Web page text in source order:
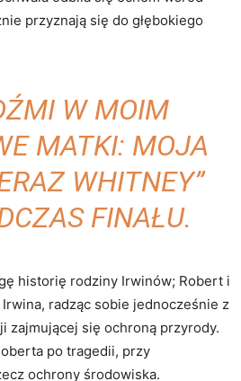
przyznają się do głębokiego
W MOIM
MATKI: MOJA
WHITNEY”
FINAŁU.
historię rodziny Irwinów; Robert i
radząc sobie jednocześnie z
zajmującej się ochroną przyrody.
po tragedii, przy
ochrony środowiska.